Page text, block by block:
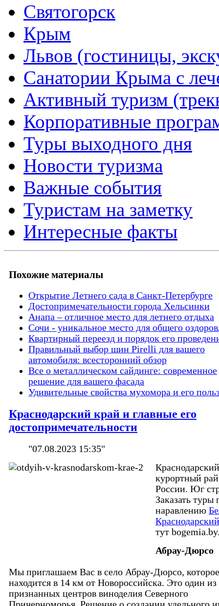
Святогорск
Крым
Львов (гостиницы,
Санатории Крыма с
Активный туризм
Корпоративные
Туры выходного дня
Новости туризма
Важные события
Туристам на заметку
Интересные факты
Похожие материалы
Открытие Летнего сада в Санкт-Петербурге
Достопримечательности города Хельсинки
Анапа – отличное место для летнего отдыха
Сочи - уникальное место для общего
Квартирный переезд и порядок его
Правильный выбор шин Pirelli для вашего
автомобиля: всесторонний обзор
Все о металлическом сайдинге: современное
решение для вашего фасада
Удивительные свойства мухомора и его
Краснодарский край и главные его
достопримечательности
"07.08.2023 15:35"
курортный
России. Юг
Заказать туры
наравлению
тут
Абрау-Дюрсо
Мы приглашаем Вас в село Абрау-Дюрсо, которое
находится в 14 км от Новороссийска. Это один из
признанных центров виноделия Северного